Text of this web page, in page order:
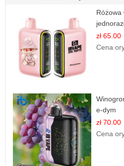
Różowa
zł 65.00
Cena
e-dym
zł 70.00
Cena